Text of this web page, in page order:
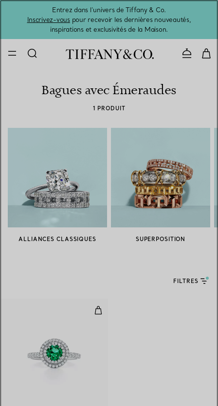
Entrez dans l’univers de Tiffany & Co.
Inscrivez-vouspour recevoir les dernières nouveautés,
inspirations et exclusivités de la Maison.
Bagues avec Émeraudes
1 PRODUIT
ALLIANCES CLASSIQUES SUPERPOSITION
FILTRES
Bague en platine 950 millièmes